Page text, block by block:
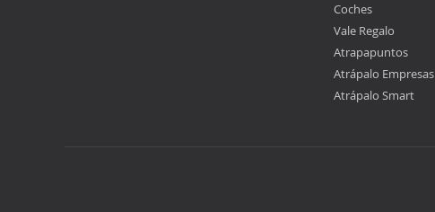
Coches
Vale Regalo
Atrapapuntos
Atrápalo Empresas
Atrápalo Smart